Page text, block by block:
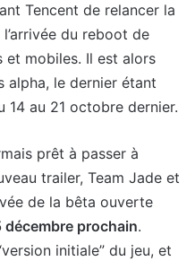
Tencent de relancer la
du reboot de
et mobiles. Il est alors
alpha, le dernier étant
14 au 21 octobre dernier.
prêt à passer à
trailer, Team Jade et
de la bêta ouverte
décembre prochain.
initiale” du jeu, et